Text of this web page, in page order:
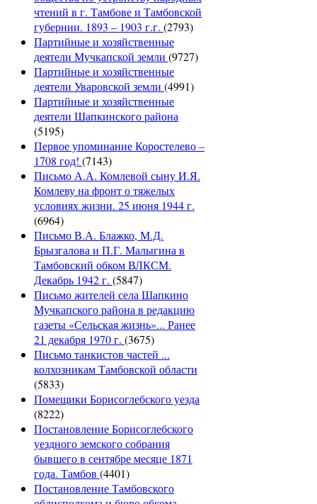
чтений в г. Тамбове и Тамбовской
губернии. 1893 – 1903 г.г. (2793)
Партийные и хозяйственные
деятели Мучкапской земли (9727)
Партийные и хозяйственные
деятели Уваровской земли (4991)
Партийные и хозяйственные
деятели Шапкинского района
(5195)
Первое упоминание Коростелево –
1708 год! (7143)
Письмо А.А. Комлевой сыну И.Я.
Комлеву на фронт о тяжелых
условиях жизни. 25 июня 1944 г.
(6964)
Письмо В.А. Блажко, М.Д.
Брызгалова и П.Г. Малыгина в
Тамбовский обком ВЛКСМ.
Декабрь 1942 г. (5847)
Письмо жителей села Шапкино
Мучкапского района в редакцию
газеты «Сельская жизнь»... Ранее
21 декабря 1970 г. (3675)
Письмо танкистов частей ...
колхозникам Тамбовской области
(5833)
Помещики Борисоглебского уезда
(8222)
Постановление Борисоглебского
уездного земского собрания
бывшего в сентябре месяце 1871
года. Тамбов (4401)
Постановление Тамбовского